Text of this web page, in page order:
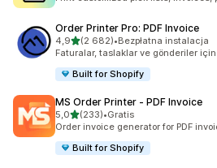
Order Printer Pro: PDF Invoice
4,9na 5 gwiazdek
(2 682)
Łączna liczba recenzji: 2682
•Bezpłatna instalacja
Faturalar, taslaklar ve gönderiler için
Built for Shopify
MS Order Printer ‑ PDF Invoice
5,0na 5 gwiazdek
(233)
Łączna liczba recenzji: 233
•Gratis
Order invoice generator for PDF
Built for Shopify